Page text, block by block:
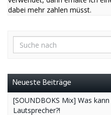
dabei mehr zahlen müsst.
Neueste Beiträge
[SOUNDBOKS Mix] Was
Lautsprecher?!